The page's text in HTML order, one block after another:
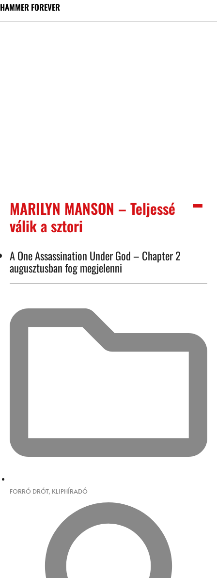
HAMMER FOREVER
MARILYN MANSON – Teljessé
válik a sztori
A One Assassination Under God – Chapter 2
augusztusban fog megjelenni
FORRÓ DRÓT, KLIPHÍRADÓ